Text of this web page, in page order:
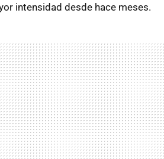
intensidad desde hace meses.